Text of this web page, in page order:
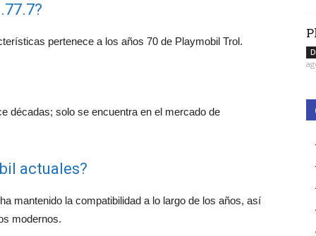
pertenece a los años 70 de Playmobil Trol.
décadas; solo se encuentra en el mercado de
actuales?
mantenido la compatibilidad a lo largo de los años, así
modernos.